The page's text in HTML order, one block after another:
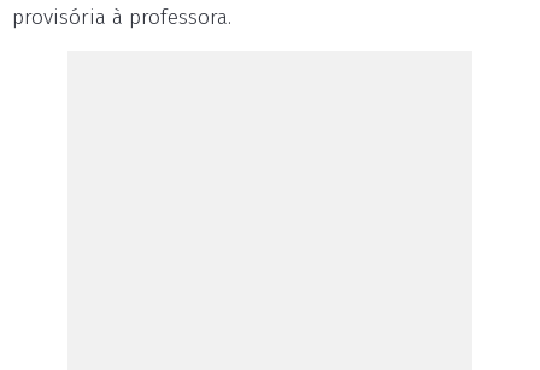
provisória à professora.